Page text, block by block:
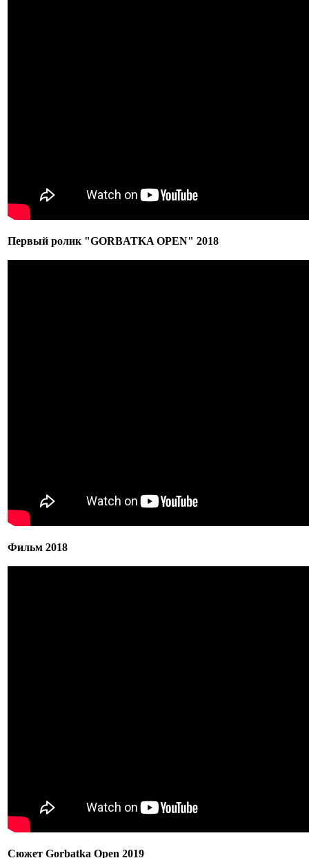
Первый ролик "GORBATKA OPEN" 2018
Фильм 2018
Сюжет Gorbatka Open 2019